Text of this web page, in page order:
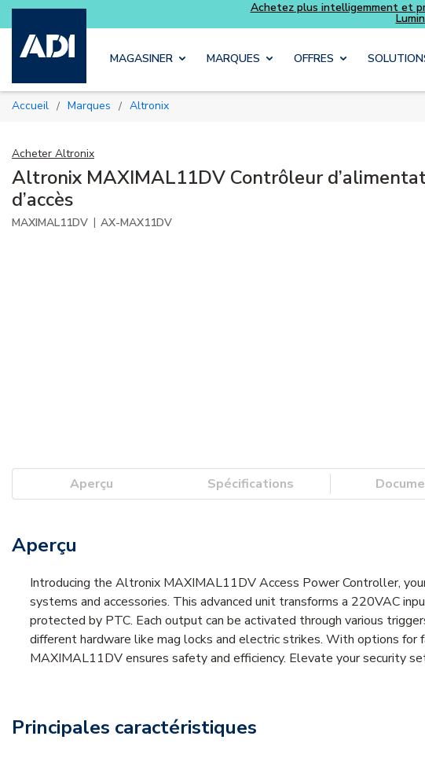
Skip to main content
Achetez
MAGASINER MARQUES OFFRES
Accueil / Marques / Altronix
Acheter Altronix
Altronix MAXIMAL11DV Contrôleur
d’accès
MAXIMAL11DV | AX-MAX11DV
Aperçu Spécifications
Aperçu
Introducing the Altronix MAXIMAL11DV Access Power Controller,
systems and accessories. This advanced unit transforms a 220VAC
protected by PTC. Each output can be activated through various
different hardware like mag locks and electric strikes. With options
MAXIMAL11DV ensures safety and efficiency. Elevate your security
Principales caractéristiques